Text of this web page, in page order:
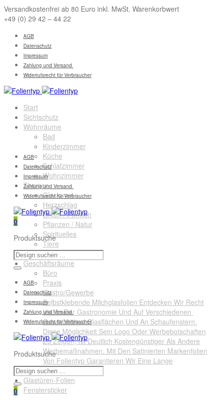
Versandkostenfrei ab 80 Euro inkl. MwSt. Warenkorbwert
+49 (0) 29 42 – 44 22
AGB
Datenschutz
Impressum
Zahlung und Versand
Widerrufsrecht für Verbraucher
Start
Sichtschutz
Wohnräume
Bad
Kinderzimmer
Küche
Schlafzimmer
Wohnzimmer
Themen
Glaskunst
Herzschlag
Linien / Formen
Pflanzen / Natur
Spirituelles
Tiere
Querformate
Geschäftsräume
Büro
Praxis
Gastro/Gewerbe
Selbstklebende Milchglasfolien Entdecken Wir Recht
Viel In Der Gastronomie Und Auf Verschiedenen
Gewerblichen Glasflächen Und An Schaufenstern.
Diese Möglichkeit Sein Logo Oder Werbebotschaften
Zu Zeigen, Ist Deutlich Kostengünstiger Als Andere
Werbemaßnahmen. Mit Den Satinierten Markenfolien
Von Folientyp Garantieren Wir Eine Lange
Lebensdauer.
Glastüren-Folien
Fenstersticker
AGB
Datenschutz
Impressum
Zahlung und Versand
Widerrufsrecht für Verbraucher
0
Produktsuche
AGB
Datenschutz
Impressum
Zahlung und Versand
Widerrufsrecht für Verbraucher
Produktsuche
0